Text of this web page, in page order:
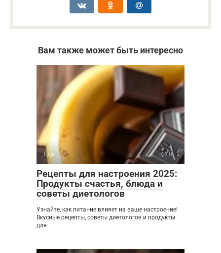
Вам также может быть интересно
Еда 0
Рецепты для настроения 2025:
Продукты счастья, блюда и
советы диетологов
Узнайте, как питание влияет на ваше настроение!
Вкусные рецепты, советы диетологов и продукты
для